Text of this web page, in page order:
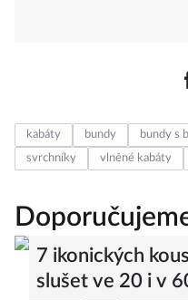
kabáty bundy bundy s
svrchníky
vlněné kabáty
7 ikonických
slušet ve 20 i v